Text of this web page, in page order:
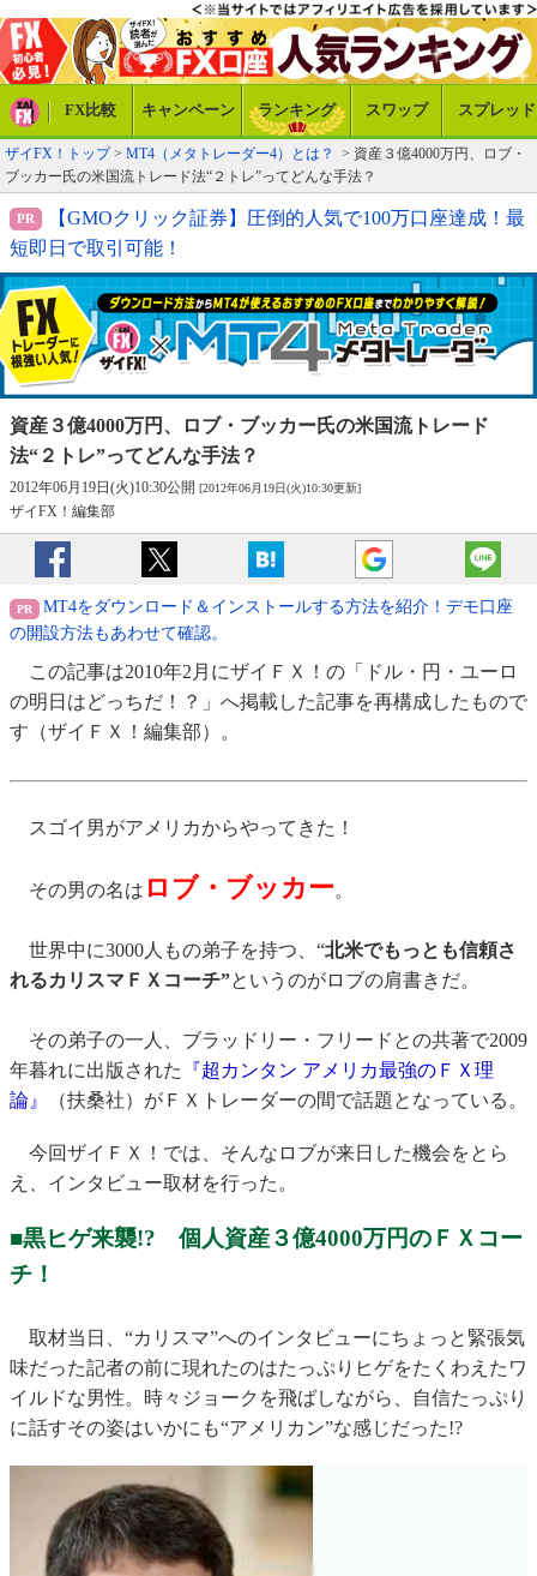
FX比較 キャンペーン ランキング スワップ スプレッド
ザイFX！トップ> MT4（メタトレーダー4）とは？
> 資産３億4000万円、ロブ・
ブッカー氏の米国流トレード法“２トレ”ってどんな手法？
【GMOクリック証券】圧倒的人気で100万口座達成！最
短即日で取引可能！
資産３億4000万円、ロブ・ブッカー氏の米国流トレード
法“２トレ”ってどんな手法？
2012年06月19日(火)10:30公開 [2012年06月19日(火)10:30更新]
ザイFX！編集部
MT4をダウンロード＆インストールする方法を紹介！デモ口座
の開設方法もあわせて確認。
この記事は2010年2月にザイＦＸ！の「ドル・円・ユーロ
の明日はどっちだ！？」へ掲載した記事を再構成したもので
す（ザイＦＸ！編集部）。
スゴイ男がアメリカからやってきた！
その男の名は ロブ・ブッカー。
世界中に3000人もの弟子を持つ、“北米でもっとも信頼さ
れるカリスマＦＸコーチ”というのがロブの肩書きだ。
その弟子の一人、ブラッドリー・フリードとの共著で2009
年暮れに出版された
『超カンタン アメリカ最強のＦＸ理
論』
（扶桑社）がＦＸトレーダーの間で話題となっている。
今回ザイＦＸ！では、そんなロブが来日した機会をとら
え、インタビュー取材を行った。
■黒ヒゲ来襲!? 個人資産３億4000万円のＦＸコー
チ！
取材当日、“カリスマ”へのインタビューにちょっと緊張気
味だった記者の前に現れたのはたっぷりヒゲをたくわえたワ
イルドな男性。時々ジョークを飛ばしながら、自信たっぷり
に話すその姿はいかにも“アメリカン”な感じだった!?